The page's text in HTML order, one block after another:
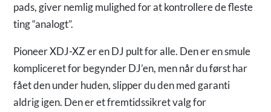
pads, giver nemlig mulighed for at kontrollere de fleste
ting “analogt”.
Pioneer XDJ-XZ er en DJ pult for alle. Den er en smule
kompliceret for begynder DJ’en, men når du først har
fået den under huden, slipper du den med garanti
aldrig igen. Den er et fremtidssikret valg for